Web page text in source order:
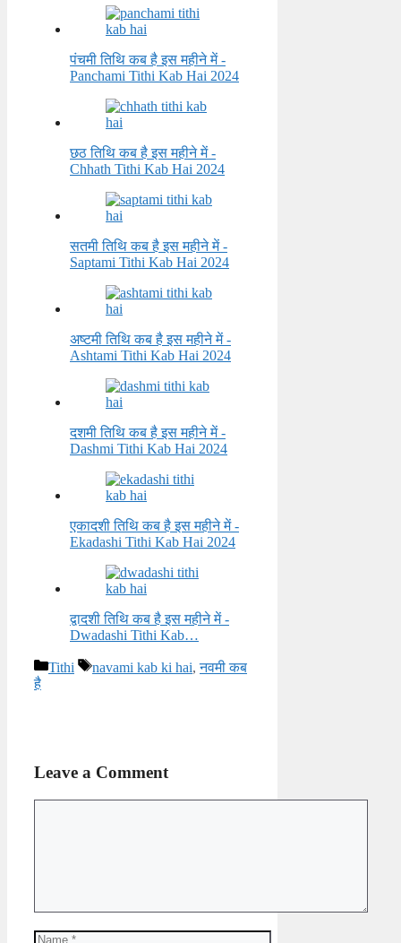
पंचमी तिथि कब है इस महीने में -
Panchami Tithi Kab Hai 2024
छठ तिथि कब है इस महीने में -
Chhath Tithi Kab Hai 2024
सतमी तिथि कब है इस महीने में -
Saptami Tithi Kab Hai 2024
अष्टमी तिथि कब है इस महीने में -
Ashtami Tithi Kab Hai 2024
दशमी तिथि कब है इस महीने में -
Dashmi Tithi Kab Hai 2024
एकादशी तिथि कब है इस महीने में -
Ekadashi Tithi Kab Hai 2024
द्वादशी तिथि कब है इस महीने में -
Dwadashi Tithi Kab…
Categories
Tithi Tags
navami kab ki hai,नवमी कब
है
Leave a Comment
Name